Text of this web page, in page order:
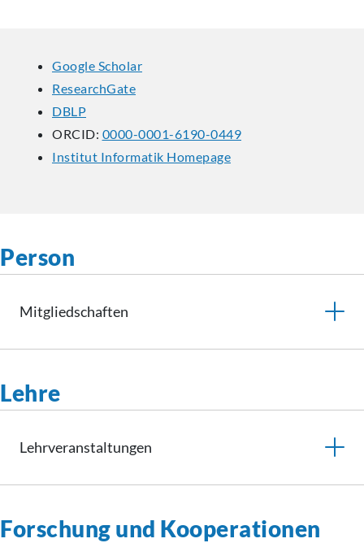
Google Scholar
ResearchGate
DBLP
ORCID: 0000-0001-6190-0449
Institut Informatik Homepage
Person
Mitgliedschaften
Lehre
Lehrveranstaltungen
Forschung und Kooperationen